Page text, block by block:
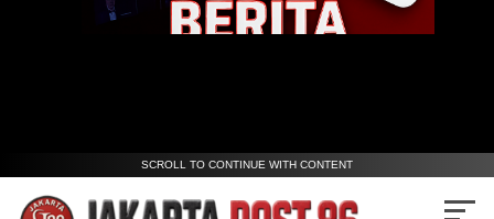
SCROLL TO CONTINUE WITH CONTENT